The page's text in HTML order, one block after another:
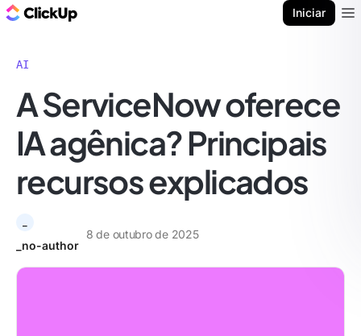
Iniciar
AI
A ServiceNow oferece
IA agênica? Principais
recursos explicados
_no-author
8 de outubro de 2025